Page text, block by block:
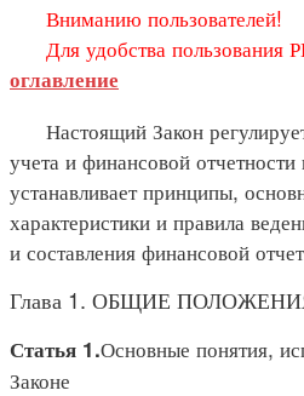
Вниманию пользователей!
Для удобства пользования
оглавление
Настоящий Закон регулирует
учета и финансовой
устанавливает принципы,
характеристики и правила
и составления финансовой
Глава 1. ОБЩИЕ
Статья 1.Основные понятия,
Законе